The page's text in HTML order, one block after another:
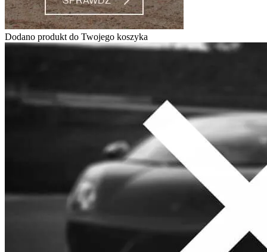
Dodano produkt do Twojego koszyka